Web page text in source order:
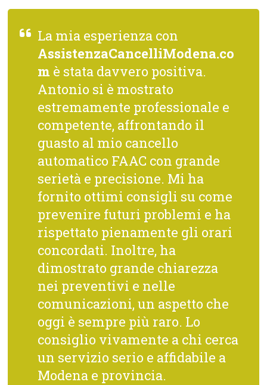
La mia esperienza con
AssistenzaCancelliModena.co
m è stata davvero positiva.
Antonio si è mostrato
estremamente professionale e
competente, affrontando il
guasto al mio cancello
automatico FAAC con grande
serietà e precisione. Mi ha
fornito ottimi consigli su come
prevenire futuri problemi e ha
rispettato pienamente gli orari
concordati. Inoltre, ha
dimostrato grande chiarezza
nei preventivi e nelle
comunicazioni, un aspetto che
oggi è sempre più raro. Lo
consiglio vivamente a chi cerca
un servizio serio e affidabile a
Modena e provincia.